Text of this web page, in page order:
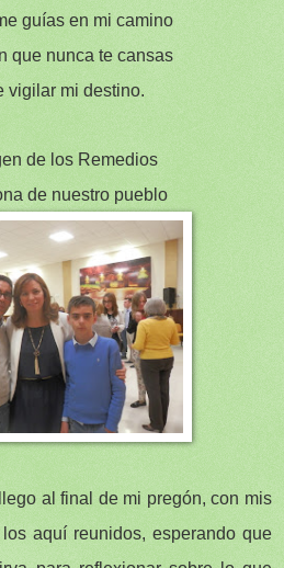
guías en mi camino
que nunca te cansas
vigilar mi destino.
de los Remedios
de nuestro pueblo
al final de mi pregón, con mis
aquí reunidos, esperando que